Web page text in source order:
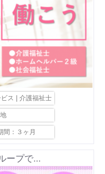
ス | 介護福祉士
間：３ヶ月
ープで...